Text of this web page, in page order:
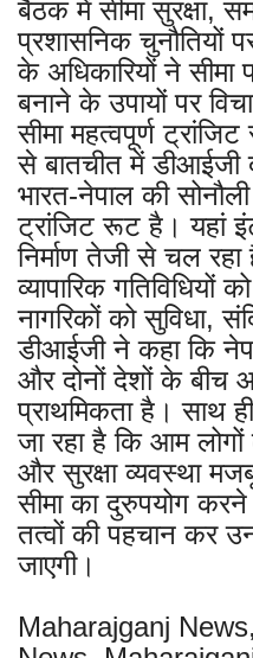
बैठक में सीमा सुरक्षा,
प्रशासनिक चुनौतियों
के अधिकारियों ने
बनाने के उपायों पर
सीमा महत्वपूर्ण
से बातचीत में डीआईजी
भारत-नेपाल की
ट्रांजिट रूट है। यहां
निर्माण तेजी से चल
व्यापारिक गतिविधियों
नागरिकों को सुविधा,
डीआईजी ने कहा कि
और दोनों देशों के बीच
प्राथमिकता है। साथ
जा रहा है कि आम
और सुरक्षा व्यवस्था
सीमा का दुरुपयोग
तत्वों की पहचान कर
जाएगी।
Maharajganj